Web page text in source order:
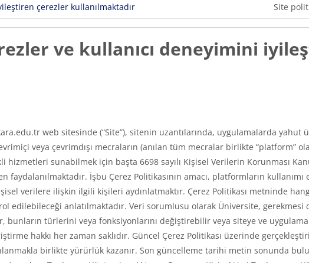
çerezler kullanılmaktadır Site
ve kullanıcı deneyimini
web sitesinde (“Site”), sitenin uzantılarında, uygulamalarda
veya çevrimdışı mecraların (anılan tüm mecralar birlikte “platform”
sunabilmek için başta 6698 sayılı Kişisel Verilerin Korunması
İşbu Çerez Politikasının amacı, platformların kullanımı
verilere ilişkin ilgili kişileri aydınlatmaktır. Çerez Politikası metninde
edilebileceği anlatılmaktadır. Veri sorumlusu olarak Üniversite,
bunların türlerini veya fonksiyonlarını değiştirebilir veya siteye ve
hakkı her zaman saklıdır. Güncel Çerez Politikası üzerinde
birlikte yürürlük kazanır. Son güncelleme tarihi metin sonunda